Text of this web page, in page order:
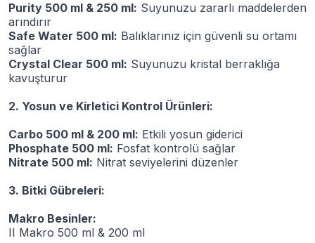
Purity 500 ml & 250 ml: Suyunuzu zararlı maddelerden
arındırır
Safe Water 500 ml: Balıklarınız için güvenli su ortamı
sağlar
Crystal Clear 500 ml: Suyunuzu kristal berraklığa
kavuşturur
2. Yosun ve Kirletici Kontrol Ürünleri:
Carbo 500 ml & 200 ml: Etkili yosun giderici
Phosphate 500 ml: Fosfat kontrolü sağlar
Nitrate 500 ml: Nitrat seviyelerini düzenler
3. Bitki Gübreleri:
Makro Besinler:
II Makro 500 ml & 200 ml